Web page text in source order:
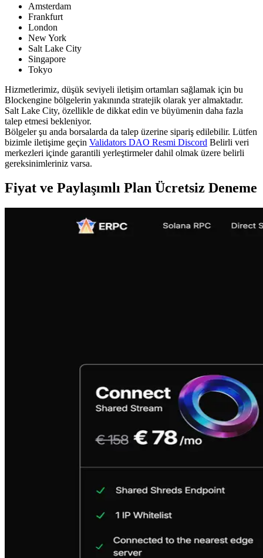
Amsterdam
Frankfurt
London
New York
Salt Lake City
Singapore
Tokyo
Hizmetlerimiz, düşük seviyeli iletişim ortamları sağlamak için bu
Blockengine bölgelerin yakınında stratejik olarak yer almaktadır.
Salt Lake City, özellikle de dikkat edin ve büyümenin daha fazla
talep etmesi bekleniyor.
Bölgeler şu anda borsalarda da talep üzerine sipariş edilebilir. Lütfen
bizimle iletişime geçin Validators DAO Resmi Discord Belirli veri
merkezleri içinde garantili yerleştirmeler dahil olmak üzere belirli
gereksinimleriniz varsa.
Fiyat ve Paylaşımlı Plan Ücretsiz Deneme